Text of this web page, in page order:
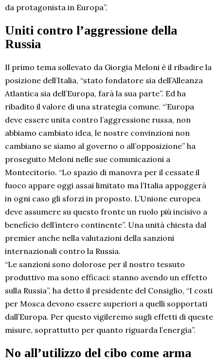
da protagonista in Europa”.
Uniti contro l’aggressione della
Russia
Il primo tema sollevato da Giorgia Meloni è il ribadire la
posizione dell’Italia, “stato fondatore sia dell’Alleanza
Atlantica sia dell’Europa, farà la sua parte”. Ed ha
ribadito il valore di una strategia comune. “’Europa
deve essere unita contro l’aggressione russa, non
abbiamo cambiato idea, le nostre convinzioni non
cambiano se siamo al governo o all’opposizione” ha
proseguito Meloni nelle sue comunicazioni a
Montecitorio. “Lo spazio di manovra per il cessate il
fuoco appare oggi assai limitato ma l’Italia appoggerà
in ogni caso gli sforzi in proposto. L’Unione europea
deve assumere su questo fronte un ruolo più incisivo a
beneficio dell’intero continente”. Una unità chiesta dal
premier anche nella valutazioni della sanzioni
internazionali contro la Russia.
“Le sanzioni sono dolorose per il nostro tessuto
produttivo ma sono efficaci: stanno avendo un effetto
sulla Russia”, ha detto il presidente del Consiglio, “I costi
per Mosca devono essere superiori a quelli sopportati
dall’Europa. Per questo vigileremo sugli effetti di queste
misure, soprattutto per quanto riguarda l’energia”.
No all’utilizzo del cibo come arma